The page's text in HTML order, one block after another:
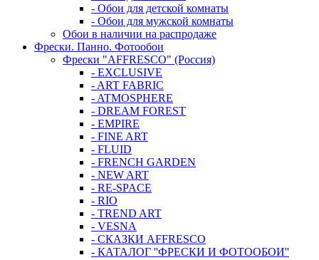
- Обои для детской комнаты
- Обои для мужской комнаты
Обои в наличии на распродаже
Фрески. Панно. Фотообои
Фрески "AFFRESCO" (Россия)
- EXCLUSIVE
- ART FABRIC
- ATMOSPHERE
- DREAM FOREST
- EMPIRE
- FINE ART
- FLUID
- FRENCH GARDEN
- NEW ART
- RE-SPACE
- RIO
- TREND ART
- VESNA
- СКАЗКИ AFFRESCO
- КАТАЛОГ ''ФРЕСКИ И ФОТООБОИ''